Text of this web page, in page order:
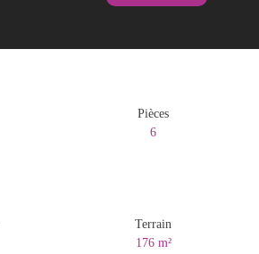
Pièces
6
Terrain
176 m²